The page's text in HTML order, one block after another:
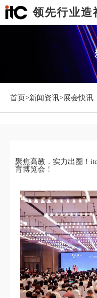
领先行业造
首页>新闻资讯>展会快讯
聚焦高教，实力出圈！
育博览会！